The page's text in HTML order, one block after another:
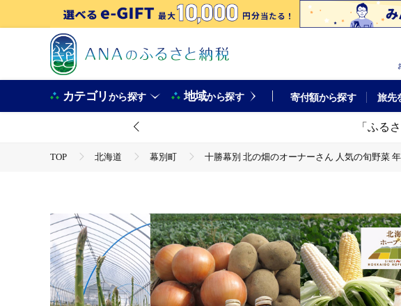
カテゴリから探す 地域から探す 寄付額から探す 旅先
「ふる
TOP 北海道 幕別町
十勝幕別 北の畑のオーナーさん 人気の旬野菜